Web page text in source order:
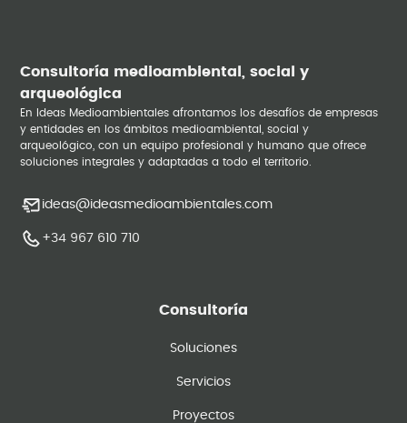
Consultoría medioambiental, social y
arqueológica
En Ideas Medioambientales afrontamos los desafíos de empresas
y entidades en los ámbitos medioambiental, social y
arqueológico, con un equipo profesional y humano que ofrece
soluciones integrales y adaptadas a todo el territorio.
ideas@ideasmedioambientales.com
+34 967 610 710
Consultoría
Soluciones
Servicios
Proyectos